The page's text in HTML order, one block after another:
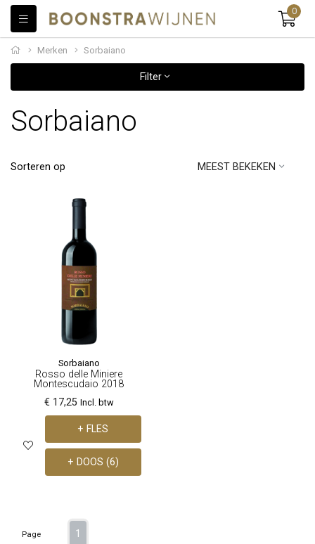
0
Merken Sorbaiano
Filter
Sorbaiano
Sorteren op MEEST BEKEKEN
Sorbaiano
Rosso delle Miniere
Montescudaio 2018
€ 17,25 Incl. btw
+ FLES
+ DOOS (6)
Page 1